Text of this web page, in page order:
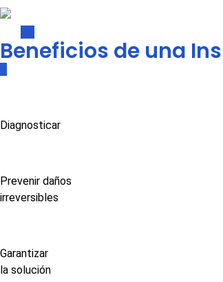
Beneficios de una
Diagnosticar
Prevenir daños
irreversibles
Garantizar
la solución